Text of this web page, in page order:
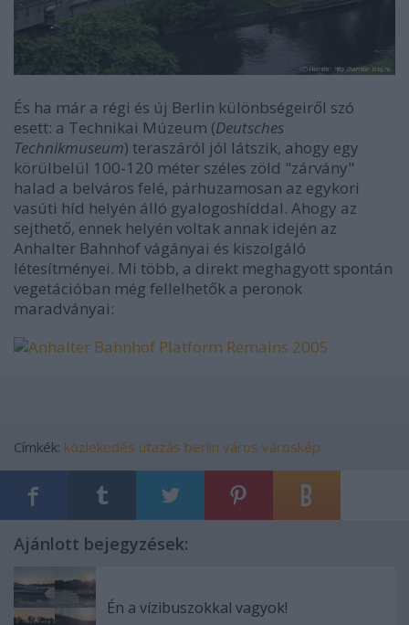
És ha már a régi és új Berlin különbségeiről szó
esett: a Technikai Múzeum (Deutsches
Technikmuseum) teraszáról jól látszik, ahogy egy
körülbelül 100-120 méter széles zöld "zárvány"
halad a belváros felé, párhuzamosan az egykori
vasúti híd helyén álló gyalogoshíddal. Ahogy az
sejthető, ennek helyén voltak annak idején az
Anhalter Bahnhof vágányai és kiszolgáló
létesítményei. Mi több, a direkt meghagyott spontán
vegetációban még fellelhetők a peronok
maradványai:
Címkék: közlekedés utazás berlin város városkép
Ajánlott bejegyzések:
Én a vízibuszokkal vagyok!